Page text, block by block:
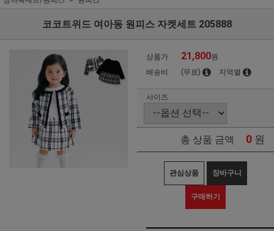
코코트위드 여아동 원피스 자켓세트 205888
상품가 21,800원
배송비
(무료) 지역별
사이즈
총 상품 금액 0 원
관심상품 장바구니
구매하기